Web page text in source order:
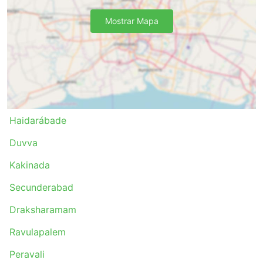
Kalyani Transport incluem:
Haidarábade
Secunderabad
Ravulapalem
Gundugolanu
Bhimadolu
Tadepalligudem
Narayanapuram
Vijayawada
Tanuku
Yanam
Haidarábade
Duvva
Kakinada
Secunderabad
Draksharamam
Ravulapalem
Peravali
Mostrar Mapa